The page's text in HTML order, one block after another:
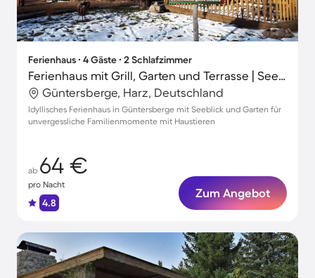
Ferienhaus ∙ 4 Gäste ∙ 2 Schlafzimmer
Ferienhaus mit Grill, Garten und Terrasse | Seeblick
Güntersberge, Harz, Deutschland
Idyllisches Ferienhaus in Güntersberge mit Seeblick und Garten für
unvergessliche Familienmomente mit Haustieren
ab 64 €
pro Nacht
4.8
Zum Angebot